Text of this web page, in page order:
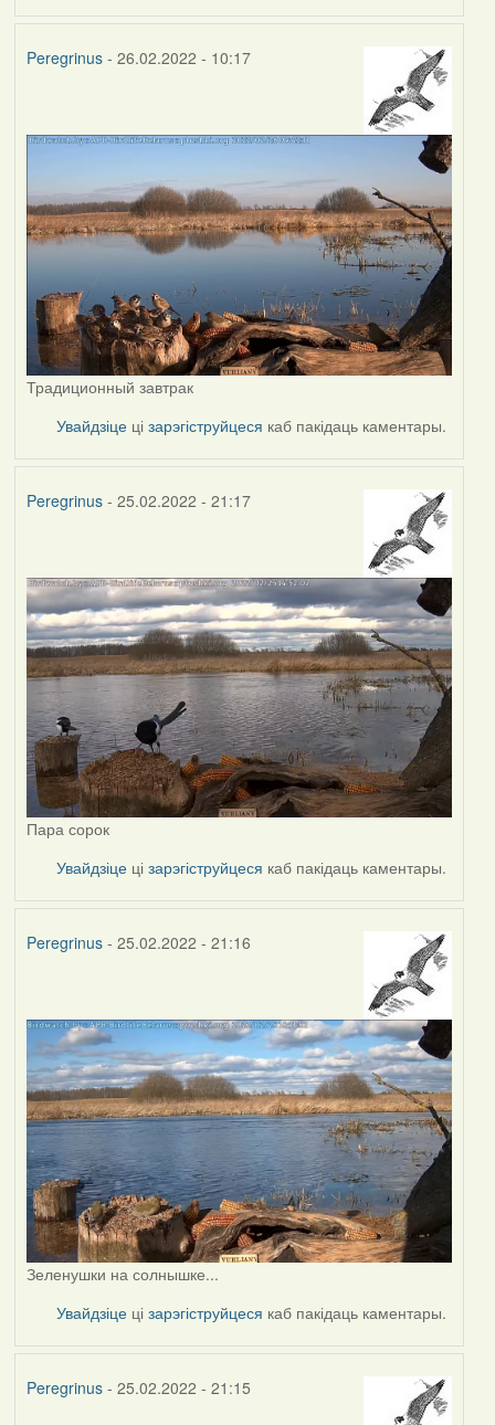
Peregrinus- 26.02.2022 - 10:17
Традиционный завтрак
Увайдзіце цізарэгіструйцеся каб пакідаць каментары.
Peregrinus- 25.02.2022 - 21:17
Пара сорок
Увайдзіце цізарэгіструйцеся каб пакідаць каментары.
Peregrinus- 25.02.2022 - 21:16
Зеленушки на солнышке...
Увайдзіце цізарэгіструйцеся каб пакідаць каментары.
Peregrinus- 25.02.2022 - 21:15